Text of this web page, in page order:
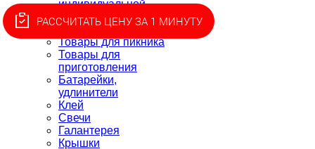
индивидуальной
защиты
Текстиль
Товары для пикника
Товары для
приготовления
Батарейки,
удлинители
Клей
Свечи
Галантерея
Крышки
РАССЧИТАТЬ ЦЕНУ ЗА 1 МИНУТУ